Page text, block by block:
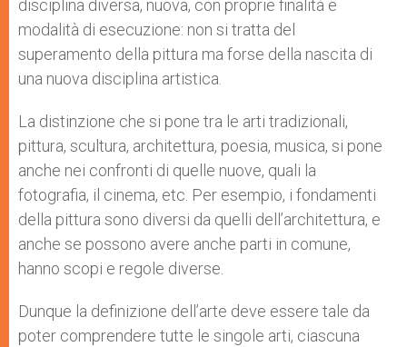
disciplina diversa, nuova, con proprie finalità e
modalità di esecuzione: non si tratta del
superamento della pittura ma forse della nascita di
una nuova disciplina artistica.
La distinzione che si pone tra le arti tradizionali,
pittura, scultura, architettura, poesia, musica, si pone
anche nei confronti di quelle nuove, quali la
fotografia, il cinema, etc. Per esempio, i fondamenti
della pittura sono diversi da quelli dell’architettura, e
anche se possono avere anche parti in comune,
hanno scopi e regole diverse.
Dunque la definizione dell’arte deve essere tale da
poter comprendere tutte le singole arti, ciascuna